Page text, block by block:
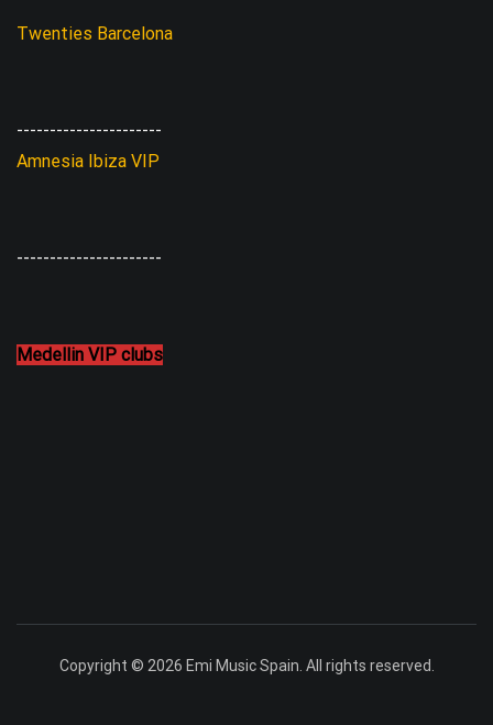
Twenties Barcelona
----------------------
Amnesia Ibiza VIP
----------------------
Medellin VIP clubs
Copyright © 2026 Emi Music Spain. All rights reserved.